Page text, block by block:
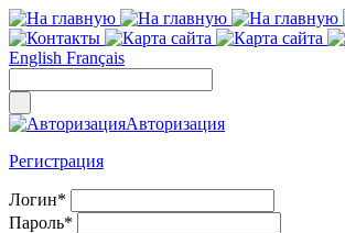
English Français
Авторизация
Регистрация
Логин*
Пароль*